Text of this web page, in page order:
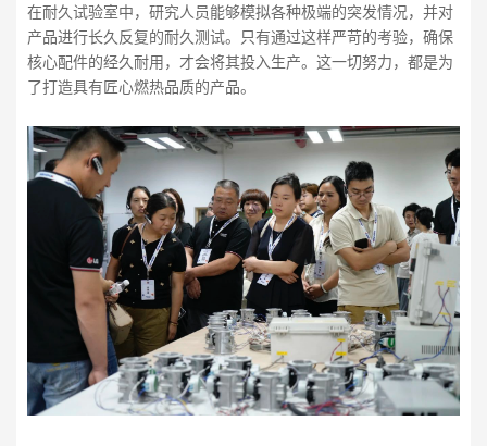
在耐久试验室中，研究人员能够模拟各种极端的突发情况，并对
产品进行长久反复的耐久测试。只有通过这样严苛的考验，确保
核心配件的经久耐用，才会将其投入生产。这一切努力，都是为
了打造具有匠心燃热品质的产品。